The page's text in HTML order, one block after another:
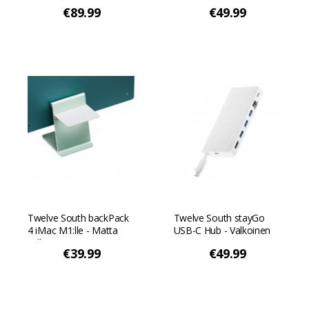
iPadeille - Valkoinen
€89.99 €49.99
Twelve South backPack
4 iMac M1:lle - Matta
valkoinen
€39.99
Twelve South stayGo
USB-C Hub - Valkoinen
€49.99